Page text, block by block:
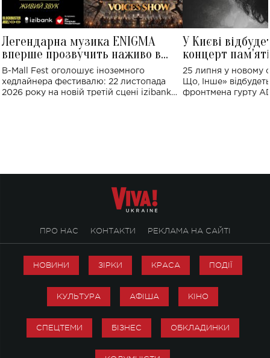
Легендарна музика ENIGMA
вперше прозвучить наживо в
Україні: де відбудеться концерт
B-Mall Fest оголошує іноземного
хедлайнера фестивалю: 22 листопада
2026 року на новій третій сцені izibank
У Києві
концерт
Клименка:
виконають
25 липня у новому
Що, Інше»
фронтмена гурту
ПРО НАС КОНТАКТИ РЕКЛАМА НА САЙТІ
НОВИНИ ЗІРКИ КРАСА ПОДІЇ
КУЛЬТУРА АФІША КІНО
СПЕЦТЕМИ БІЗНЕС ОБКЛАДИНКИ